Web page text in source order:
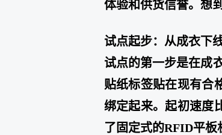
体验和供货信誉。想
试点起步：从成衣下
试点的第一步是在成
贴纸标签贴在现有合
绑定起来。起初速度
了固定式的RFID平板